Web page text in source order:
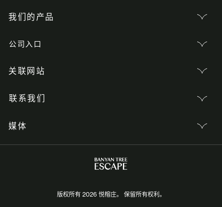
我们的产品
公司入口
关联网站
联系我们
媒体
版权所有 2026 悦榕庄。 保留所有权利。